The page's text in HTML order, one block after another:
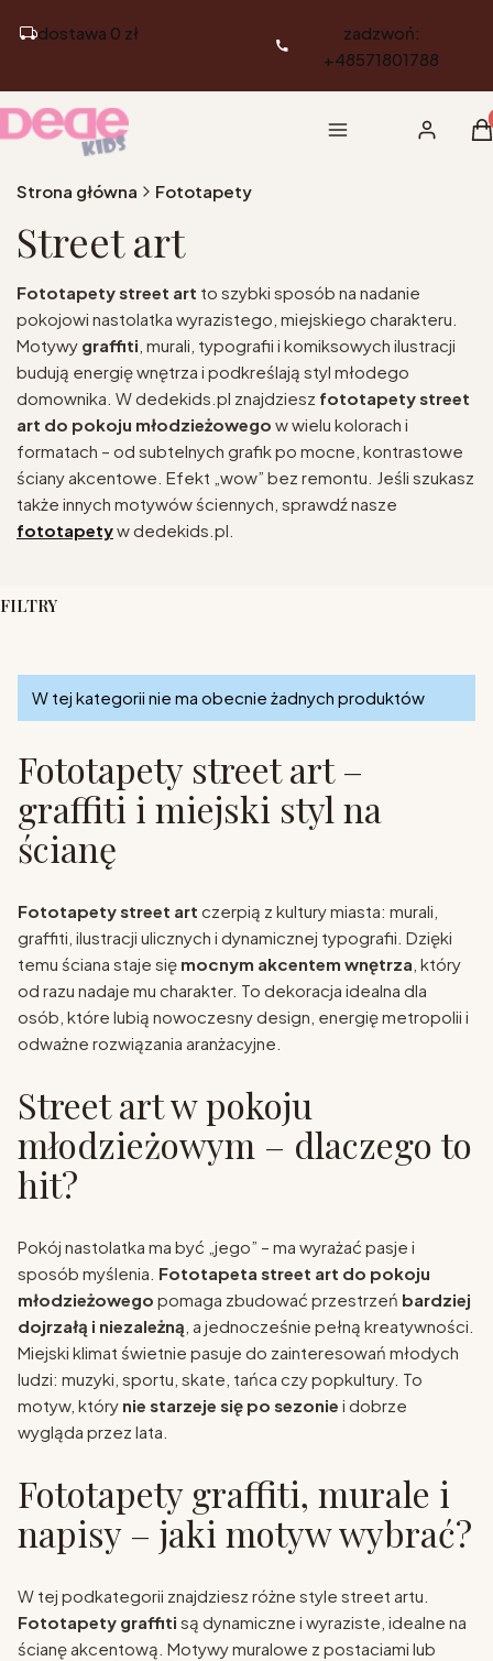
dostawa 0 zł
zadzwoń:
+48571801788
Menu Zaloguj się
Strona główna Fototapety
Street art
Fototapety street art to szybki sposób na nadanie
pokojowi nastolatka wyrazistego, miejskiego charakteru.
Motywy graffiti , murali, typografii i komiksowych ilustracji
budują energię wnętrza i podkreślają styl młodego
domownika. W dedekids.pl znajdziesz fototapety street
art do pokoju młodzieżowego w wielu kolorach i
formatach – od subtelnych grafik po mocne, kontrastowe
ściany akcentowe. Efekt „wow” bez remontu. Jeśli szukasz
także innych motywów ściennych, sprawdź nasze
fototapetyw dedekids.pl.
FILTRY
Lista produktów
W tej kategorii nie ma obecnie żadnych produktów
Fototapety street art –
graffiti i miejski styl na
ścianę
Fototapety street art czerpią z kultury miasta: murali,
graffiti, ilustracji ulicznych i dynamicznej typografii. Dzięki
temu ściana staje się mocnym akcentem wnętrza , który
od razu nadaje mu charakter. To dekoracja idealna dla
osób, które lubią nowoczesny design, energię metropolii i
odważne rozwiązania aranżacyjne.
Street art w pokoju
młodzieżowym – dlaczego to
hit?
Pokój nastolatka ma być „jego” – ma wyrażać pasje i
sposób myślenia. Fototapeta street art do pokoju
młodzieżowego pomaga zbudować przestrzeń bardziej
dojrzałą i niezależną , a jednocześnie pełną kreatywności.
Miejski klimat świetnie pasuje do zainteresowań młodych
ludzi: muzyki, sportu, skate, tańca czy popkultury. To
motyw, który nie starzeje się po sezonie i dobrze
wygląda przez lata.
Fototapety graffiti, murale i
napisy – jaki motyw wybrać?
W tej podkategorii znajdziesz różne style street artu.
Fototapety graffiti są dynamiczne i wyraziste, idealne na
ścianę akcentową. Motywy muralowe z postaciami lub